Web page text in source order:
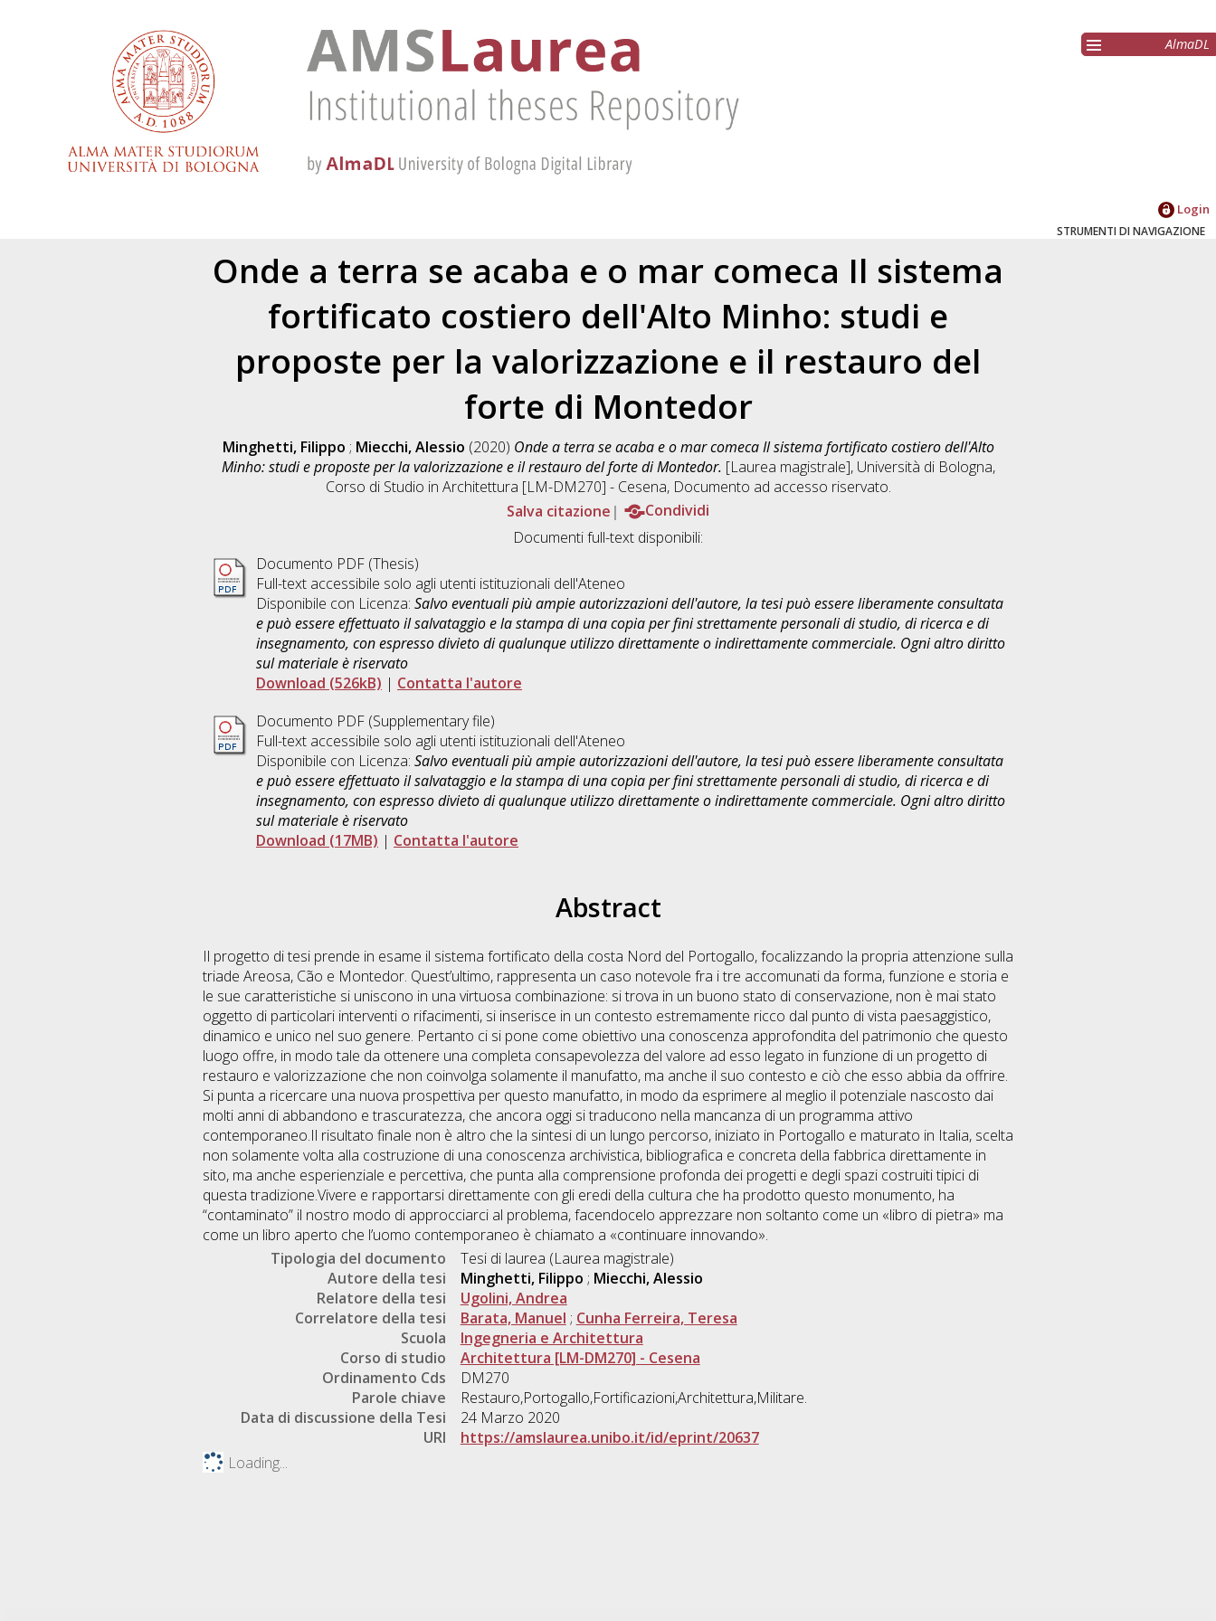
AlmaDL
Login
STRUMENTI DI NAVIGAZIONE
Onde a terra se acaba e o mar comeca Il sistema
fortificato costiero dell'Alto Minho: studi e
proposte per la valorizzazione e il restauro del
forte di Montedor
Minghetti, Filippo ; Miecchi, Alessio (2020) Onde a terra se acaba e o mar comeca Il sistema fortificato costiero dell'Alto
Minho: studi e proposte per la valorizzazione e il restauro del forte di Montedor. [Laurea magistrale], Università di Bologna,
Corso di Studio in Architettura [LM-DM270] - Cesena, Documento ad accesso riservato.
Salva citazione
Condividi
Documenti full-text disponibili:
Documento PDF (Thesis)
Full-text accessibile solo agli utenti istituzionali dell'Ateneo
Disponibile con Licenza: Salvo eventuali più ampie autorizzazioni dell'autore, la tesi può essere liberamente consultata
e può essere effettuato il salvataggio e la stampa di una copia per fini strettamente personali di studio, di ricerca e di
insegnamento, con espresso divieto di qualunque utilizzo direttamente o indirettamente commerciale. Ogni altro diritto
sul materiale è riservato
Download (526kB) | Contatta l'autore
Documento PDF (Supplementary file)
Full-text accessibile solo agli utenti istituzionali dell'Ateneo
Disponibile con Licenza: Salvo eventuali più ampie autorizzazioni dell'autore, la tesi può essere liberamente consultata
e può essere effettuato il salvataggio e la stampa di una copia per fini strettamente personali di studio, di ricerca e di
insegnamento, con espresso divieto di qualunque utilizzo direttamente o indirettamente commerciale. Ogni altro diritto
sul materiale è riservato
Download (17MB) | Contatta l'autore
Abstract
Il progetto di tesi prende in esame il sistema fortificato della costa Nord del Portogallo, focalizzando la propria attenzione sulla
triade Areosa, Cão e Montedor. Quest’ultimo, rappresenta un caso notevole fra i tre accomunati da forma, funzione e storia e
le sue caratteristiche si uniscono in una virtuosa combinazione: si trova in un buono stato di conservazione, non è mai stato
oggetto di particolari interventi o rifacimenti, si inserisce in un contesto estremamente ricco dal punto di vista paesaggistico,
dinamico e unico nel suo genere. Pertanto ci si pone come obiettivo una conoscenza approfondita del patrimonio che questo
luogo offre, in modo tale da ottenere una completa consapevolezza del valore ad esso legato in funzione di un progetto di
restauro e valorizzazione che non coinvolga solamente il manufatto, ma anche il suo contesto e ciò che esso abbia da offrire.
Si punta a ricercare una nuova prospettiva per questo manufatto, in modo da esprimere al meglio il potenziale nascosto dai
molti anni di abbandono e trascuratezza, che ancora oggi si traducono nella mancanza di un programma attivo
contemporaneo.Il risultato finale non è altro che la sintesi di un lungo percorso, iniziato in Portogallo e maturato in Italia, scelta
non solamente volta alla costruzione di una conoscenza archivistica, bibliografica e concreta della fabbrica direttamente in
sito, ma anche esperienziale e percettiva, che punta alla comprensione profonda dei progetti e degli spazi costruiti tipici di
questa tradizione.Vivere e rapportarsi direttamente con gli eredi della cultura che ha prodotto questo monumento, ha
“contaminato” il nostro modo di approcciarci al problema, facendocelo apprezzare non soltanto come un «libro di pietra» ma
come un libro aperto che l’uomo contemporaneo è chiamato a «continuare innovando».
Tipologia del documento
Tesi di laurea (Laurea magistrale)
Autore della tesi
Minghetti, Filippo ; Miecchi, Alessio
Relatore della tesi
Ugolini, Andrea
Correlatore della tesi
Barata, Manuel ; Cunha Ferreira, Teresa
Scuola
Ingegneria e Architettura
Corso di studio
Architettura [LM-DM270] - Cesena
Ordinamento Cds
DM270
Parole chiave
Restauro,Portogallo,Fortificazioni,Architettura,Militare.
Data di discussione della Tesi
24 Marzo 2020
URI
https://amslaurea.unibo.it/id/eprint/20637
Loading...